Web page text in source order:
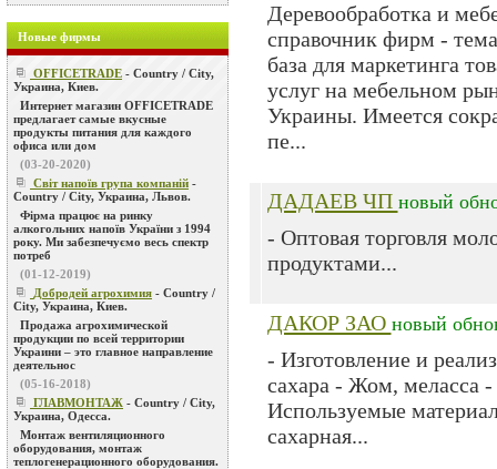
Новые фирмы
OFFICETRADE - Country / City,
Украина, Киев.
Интернет магазин OFFICETRADE
предлагает самые вкусные
продукты питания для каждого
офиса или дом
(03-20-2020)
Світ напоїв група компаній -
Country / City, Украина, Львов.
Фірма працює на ринку
алкогольних напоїв України з 1994
року. Ми забезпечуємо весь спектр
потреб
(01-12-2019)
Добродей агрохимия - Country /
City, Украина, Киев.
Продажа агрохимической
продукции по всей территории
Украини – это главное направление
деятельнос
(05-16-2018)
ГЛАВМОНТАЖ - Country / City,
Украина, Одесса.
Монтаж вентиляционного
оборудования, монтаж
теплогенерационного оборудования.
Деревообработка и
справочник фирм -
база для маркетинга
услуг на мебельном
Украины. Имеется
пе...
ДАДАЕВ ЧП новый
- Оптовая торговля
продуктами...
ДАКОР ЗАО новый
- Изготовление и
сахара - Жом, меласса -
Используемые
сахарная...